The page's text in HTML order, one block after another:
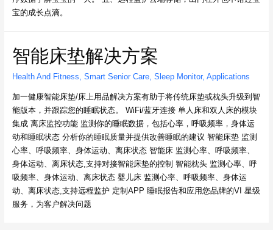
宝的成长点滴。
智能床垫解决方案
Health And Fitness, Smart Senior Care, Sleep Monitor, Applications
加一健康智能床垫/床上用品解决方案有助于将传统床垫或枕头升级到智
能版本，并跟踪您的睡眠状态。 WiFi/蓝牙连接 单人床和双人床的模块
集成 离床监控功能 监测你的睡眠数据，包括心率，呼吸频率，身体运
动和睡眠状态 分析你的睡眠质量并提供改善睡眠的建议 智能床垫 监测
心率、呼吸频率、身体运动、离床状态 智能床 监测心率、呼吸频率、
身体运动、离床状态,支持对接智能床垫的控制 智能枕头 监测心率、呼
吸频率、身体运动、离床状态 婴儿床 监测心率、呼吸频率、身体运
动、离床状态,支持远程监护 定制APP 睡眠报告和应用您品牌的VI 星级
服务，为客户解决问题